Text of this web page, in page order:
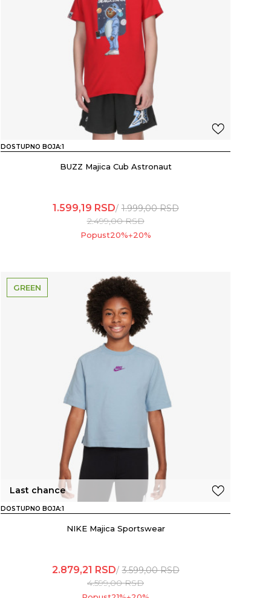
DOSTUPNO BOJA:1
BUZZ Majica Cub Astronaut
1.599,19 RSD 1.999,00RSD
2.499,00RSD
Popust20%+20%
GREEN
Last chance
DOSTUPNO BOJA:1
NIKE Majica Sportswear
2.879,21 RSD 3.599,00RSD
4.599,00RSD